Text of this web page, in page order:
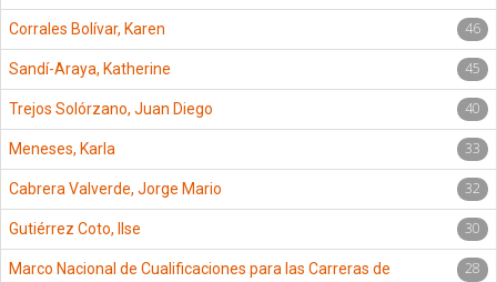
Corrales Bolívar, Karen 46
Sandí-Araya, Katherine 45
Trejos Solórzano, Juan Diego 40
Meneses, Karla 33
Cabrera Valverde, Jorge Mario 32
Gutiérrez Coto, Ilse 30
Marco Nacional de Cualificaciones para las Carreras de
28